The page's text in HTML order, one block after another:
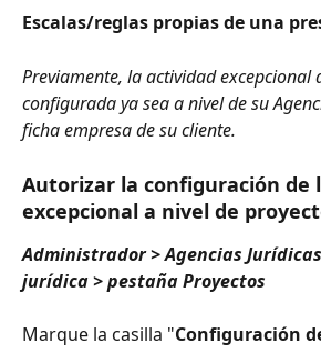
Escalas/reglas propias de una
Previamente, la actividad excepcional
configurada ya sea a nivel de su
ficha empresa de su cliente.
Autorizar la configuración de
excepcional a nivel de
Administrador > Agencias
jurídica > pestaña Proyectos
Marque la casilla "Configuración